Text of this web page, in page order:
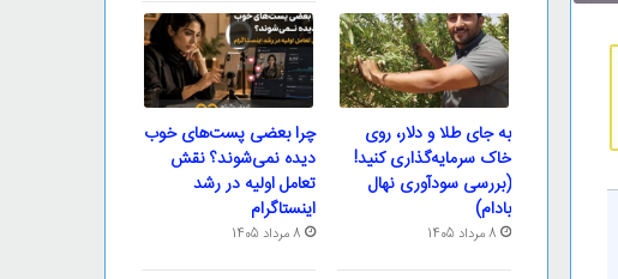
به جای طلا و دلار، روی
خاک سرمایه‌گذاری کنید!
(بررسی سودآوری نهال
بادام)
8 مرداد 1405
چرا بعضی پست‌های خوب
دیده نمی‌شوند؟ نقش
تعامل اولیه در رشد
اینستاگرام
8 مرداد 1405